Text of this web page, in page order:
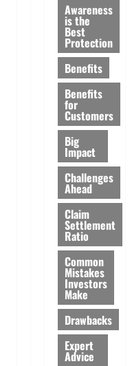
Awareness
is the
Best
Protection
Benefits
Benefits
for
Customers
Big
Impact
Challenges
Ahead
Claim
Settlement
Ratio
Common
Mistakes
Investors
Make
Drawbacks
Expert
Advice